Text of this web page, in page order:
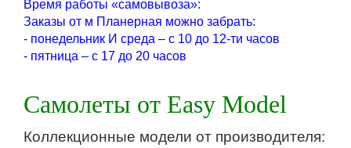
Время работы «самовывоза»:
Заказы от м Планерная можно забрать:
- понедельник И среда – с 10 до 12-ти часов
- пятница – с 17 до 20 часов
Самолеты от Easy Model
Коллекционные модели от производителя: